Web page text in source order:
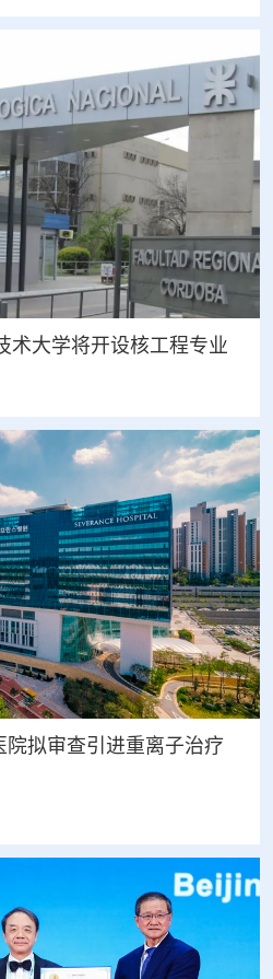
术大学将开设核工程专业
拟审查引进重离子治疗